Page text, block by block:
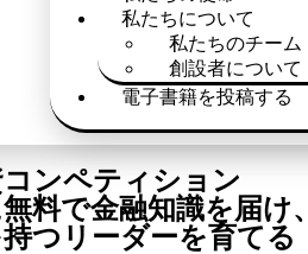
私たちについて
私たちのチーム
創設者について
電子書籍を投稿する
ンペティション
料で金融知識を届け、
つリーダーを育てる